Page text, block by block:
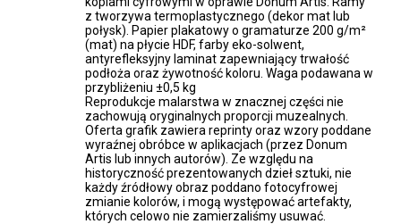
z tworzywa termoplastycznego (dekor mat lub
połysk). Papier plakatowy o gramaturze 200 g/m²
(mat) na płycie HDF, farby eko-solwent,
antyrefleksyjny laminat zapewniający trwałość
podłoża oraz żywotność koloru. Waga podawana w
przybliżeniu ±0,5 kg
Reprodukcje malarstwa w znacznej części nie
zachowują oryginalnych proporcji muzealnych.
Oferta grafik zawiera reprinty oraz wzory poddane
wyraźnej obróbce w aplikacjach (przez Donum
Artis lub innych autorów). Ze względu na
historyczność prezentowanych dzieł sztuki, nie
każdy źródłowy obraz poddano fotocyfrowej
zmianie kolorów, i mogą występować artefakty,
których celowo nie zamierzaliśmy usuwać.